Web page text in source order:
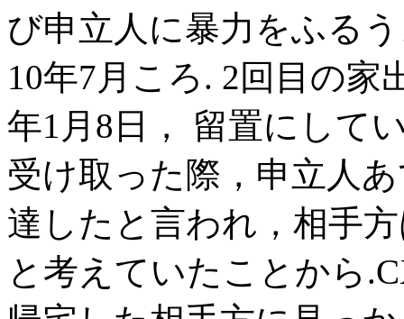
び申立人に暴力をふる
10年7月ころ. 2回目の家
年1月8日， 留置にして
受け取った際，申立人
達したと言われ，相手
と考えていたことから